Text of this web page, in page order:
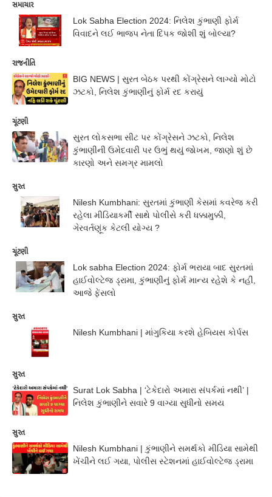
સમાચાર
Lok Sabha Election 2024: નિલેશ કુંભાણી ફોર્મ
વિવાદને લઈ ભાજપ નેતા દિપક જોશી શું બોલ્યા?
રાજનીતિ
BIG NEWS | સુરત બેઠક પરથી કોંગ્રેસને લાગ્યો મોટો
ઝટકો, નિલેશ કુંભાણીનું ફોર્મ રદ કરાયું
ચૂંટણી
સુરત લોકસભા સીટ પર કોંગ્રેસને ઝટકો, નિલેશ
કુંભાણીની ઉમેદવારી પર ઉભું થયું જોખમ, જાણો શું છે
કારણો અને સમગ્ર મામલો
સુરત
Nilesh Kumbhani: સુરતમાં કુંભાણી કેસમાં કવરેજ કરી
રહેલા મીડિયાકર્મી સાથે પોલીસે કરી ધક્કામુક્કી,
ગેરવર્તણૂંક કેટલી યોગ્ય ?
ચૂંટણી
Lok sabha Election 2024: ફોર્મ ભરાયા બાદ સુરતમાં
હાઈવોલ્ટેજ ડ્રામા, કુંભાણીનું ફોર્મ માન્ય રહેશે કે નહીં,
આજે ફેંસલો
સુરત
Nilesh Kumbhani | માંગુકિયા કરશે હેબિયસ કોર્પસ
સુરત
Surat Lok Sabha | ‘ટેકેદારો અમારા સંપર્કમાં નથી’ |
નિલેશ કુંભાણીને સવારે 9 વાગ્યા સુધીનો સમય
સુરત
Nilesh Kumbhani | કુંભાણીને સમર્થકો મીડિયા સામેથી
ખેંચીને લઈ ગયા, પોલીસ સ્ટેશનમાં હાઈવોલ્ટેજ ડ્રામા